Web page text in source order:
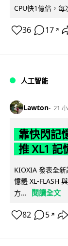
CPU快1億倍，每
36 17 ↗
人工智能
Lawton 21
靠快閃記
推 XL1 記
KIOXIA 發表全
憶體 XL-FLASH
方...
閱讀全文
82 5 ↗